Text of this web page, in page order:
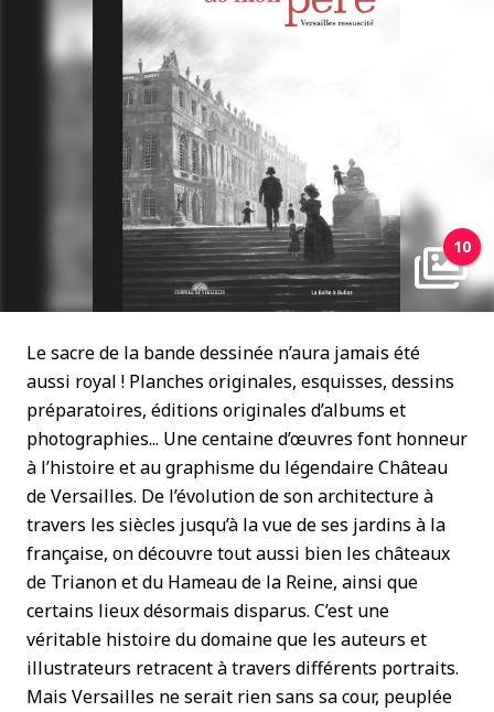
10
Le sacre de la bande dessinée n’aura jamais été
aussi royal ! Planches originales, esquisses, dessins
préparatoires, éditions originales d’albums et
photographies... Une centaine d’œuvres font honneur
à l’histoire et au graphisme du légendaire Château
de Versailles. De l’évolution de son architecture à
travers les siècles jusqu’à la vue de ses jardins à la
française, on découvre tout aussi bien les châteaux
de Trianon et du Hameau de la Reine, ainsi que
certains lieux désormais disparus. C’est une
véritable histoire du domaine que les auteurs et
illustrateurs retracent à travers différents portraits.
Mais Versailles ne serait rien sans sa cour, peuplée